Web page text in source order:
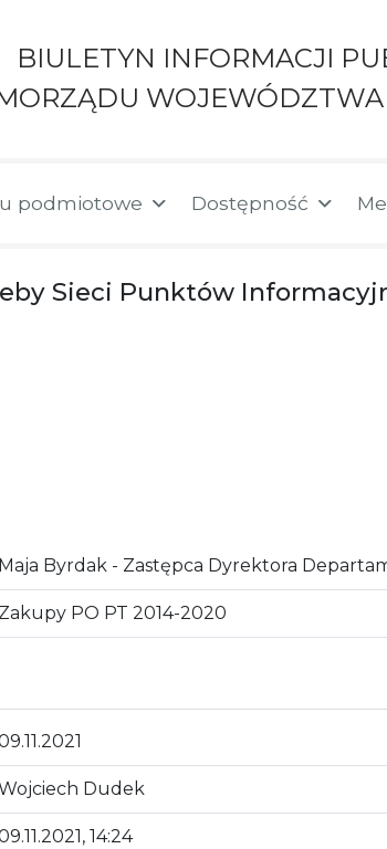
BIULETYN INFORMACJI
podmiotowe Dostępność
Sieci Punktów
Maja Byrdak - Zastępca Dyrektora
Zakupy PO PT 2014-2020
Dudek
14:24